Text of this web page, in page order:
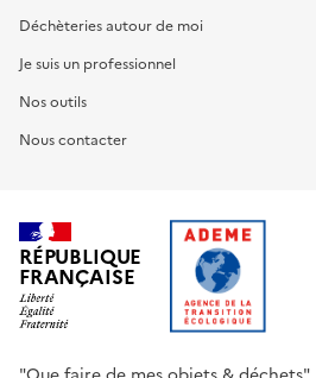
Déchèteries autour de moi
Je suis un professionnel
Nos outils
Nous contacter
RÉPUBLIQUE
FRANÇAISE